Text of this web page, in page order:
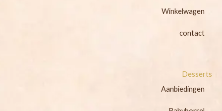
Winkelwagen
contact
Desserts
Aanbiedingen